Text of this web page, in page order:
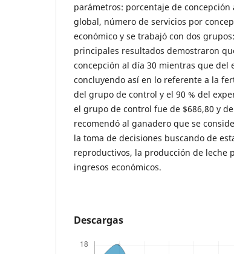
parámetros: porcentaje de
global, número de servicios por
económico y se trabajó con dos
principales resultados demostraron
concepción al día 30 mientras que del
concluyendo así en lo referente a la
del grupo de control y el 90 % del
el grupo de control fue de $686,80 y
recomendó al ganadero que se
la toma de decisiones buscando de
reproductivos, la producción de leche
ingresos económicos.
Descargas